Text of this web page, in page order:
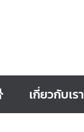
เกี่ยวกับเรา